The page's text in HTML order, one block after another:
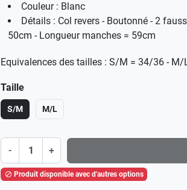
Couleur : Blanc
Détails : Col revers - Boutonné - 2
50cm - Longueur manches = 59cm
Equivalences des tailles : S/M = 34/36 -
Taille
S/M M/L
- +
 Produit disponible avec d'autres options